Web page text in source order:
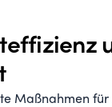
Maßnahmen